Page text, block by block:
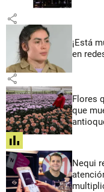
share
¡Está
en
share
Flores
que
share
Nequi